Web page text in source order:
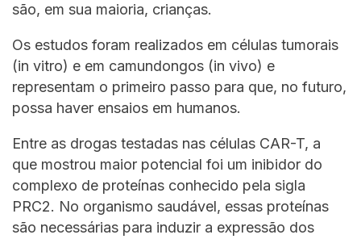
são, em sua maioria, crianças.
Os estudos foram realizados em células tumorais
(in vitro) e em camundongos (in vivo) e
representam o primeiro passo para que, no futuro,
possa haver ensaios em humanos.
Entre as drogas testadas nas células CAR-T, a
que mostrou maior potencial foi um inibidor do
complexo de proteínas conhecido pela sigla
PRC2. No organismo saudável, essas proteínas
são necessárias para induzir a expressão dos